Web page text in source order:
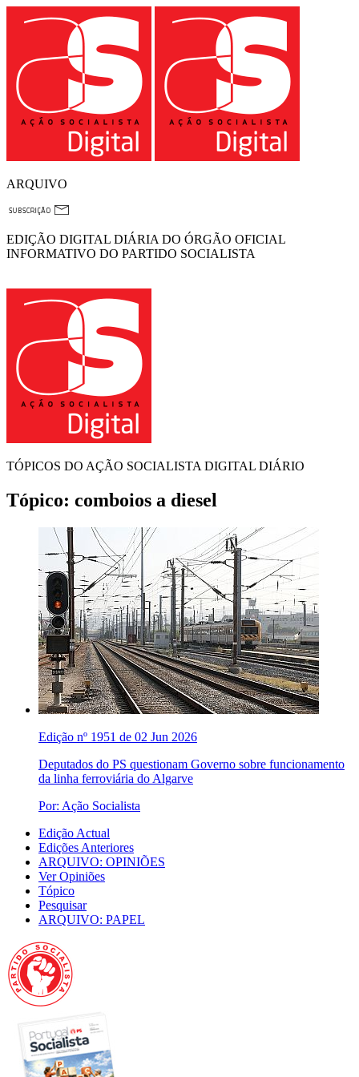
ARQUIVO
EDIÇÃO DIGITAL DIÁRIA DO ÓRGÃO OFICIAL
INFORMATIVO DO PARTIDO SOCIALISTA
TÓPICOS DO AÇÃO SOCIALISTA DIGITAL DIÁRIO
Tópico: comboios a diesel
Edição nº 1951 de 02 Jun 2026
Deputados do PS questionam Governo sobre funcionamento
da linha ferroviária do Algarve
Por: Ação Socialista
Edição Actual
Edições Anteriores
ARQUIVO: OPINIÕES
Ver Opiniões
Tópico
Pesquisar
ARQUIVO: PAPEL